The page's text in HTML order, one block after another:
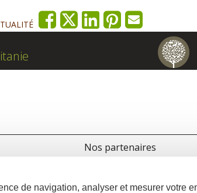
Nos partenaires
de navigation, analyser et mesurer votre